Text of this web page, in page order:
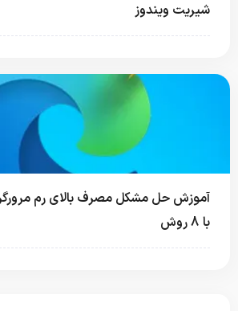
شیریت ویندوز
آموزش حل مشکل مصرف بالای رم
با 8 روش